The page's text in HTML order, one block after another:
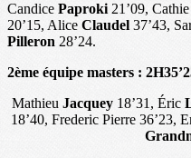
Candice Paproki21’09, Cathie
20’15, Alice Claudel37’43,
Pilleron 28’24.
2ème équipe masters :
Mathieu Jacquey 18’31, Éric
18’40, Frederic Pierre 36’23,